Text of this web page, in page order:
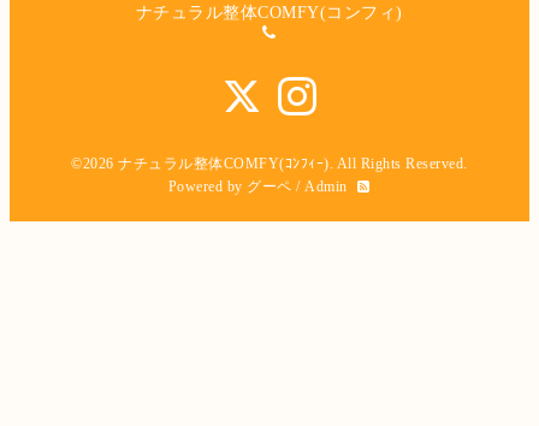
ナチュラル整体COMFY(コンフィ)
©2026ナチュラル整体COMFY(ｺﾝﾌｨｰ). All Rights Reserved.
Powered by グーペ /Admin